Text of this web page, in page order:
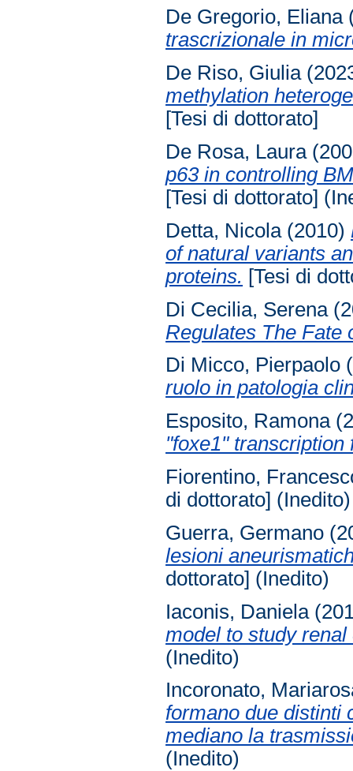
De Gregorio, Eliana
trascrizionale in
De Riso, Giulia
methylation
[Tesi di dottorato]
De Rosa, Laura
p63 in controlling
[Tesi di dottorato]
Detta, Nicola(2010)
of natural variants
proteins. [Tesi di
Di Cecilia, Serena
Regulates The Fate
Di Micco, Pierpaolo
ruolo in patologia
Esposito, Ramona
"foxe1" transcription
Fiorentino,
di dottorato] (Inedito)
Guerra, Germano
lesioni
dottorato] (Inedito)
Iaconis, Daniela
model to study
(Inedito)
Incoronato,
formano due distinti
mediano la
(Inedito)